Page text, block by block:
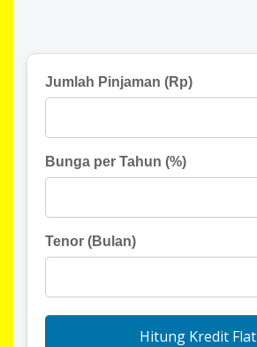
Jumlah Pinjaman (Rp)
Bunga per Tahun (%)
Tenor (Bulan)
Hitung Kredit Flat